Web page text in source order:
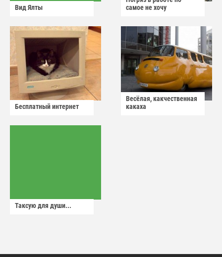
Вид Ялты
самое не хочу
Бесплатный интернет
Весёлая, какчественная
какаха
Таксую для души...